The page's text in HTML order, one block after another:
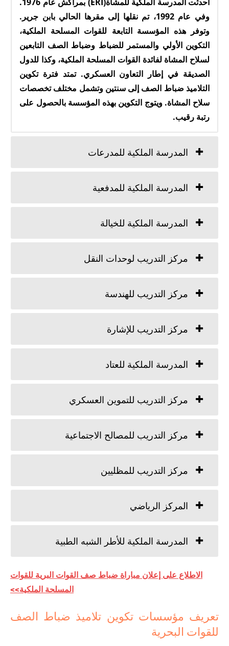
وفي عام 1992، تم نقلها إلى مقرها الحالي بابن جرير.
وتوفر هذه المؤسسة التابعة للقوات المسلحة الملكية،
التكوين الأولي والمستمر للضباط وضباط الصف التابعين
لسلاح المشاة لفائدة القوات المسلحة الملكية، وكذا للدول
الصديقة في إطار التعاون العسكري. تمتد فترة تكوين
التلاميذ ضباط الصف إلى سنتين وتشمل مختلف تخصصات
سلاح المشاة. ويتوج التكوين بهذه المؤسسة بالحصول على
رتبة رقيب.
المدرسة الملكية للمدرعات
المدرسة الملكية للمدفعية
المدرسة الملكية للخيالة
مركز التدريب لوحدات النقل
مركز التدريب للهندسة
مركز التدريب للإشارة
المدرسة الملكية للعتاد
مركز التدريب للتموين العسكري
مركز التدريب للمصالح الاجتماعية
مركز التدريب للمظليين
المركز الرياضي
المدرسة الملكية للأطر الشبه الطبية
الاطلاع على إعلان مباراة ضباط صف القوات البرية للقوات
المسلحة الملكية>>
تعريف مؤسسات تكوين تلاميذ ضباط الصف
للقوات البحرية